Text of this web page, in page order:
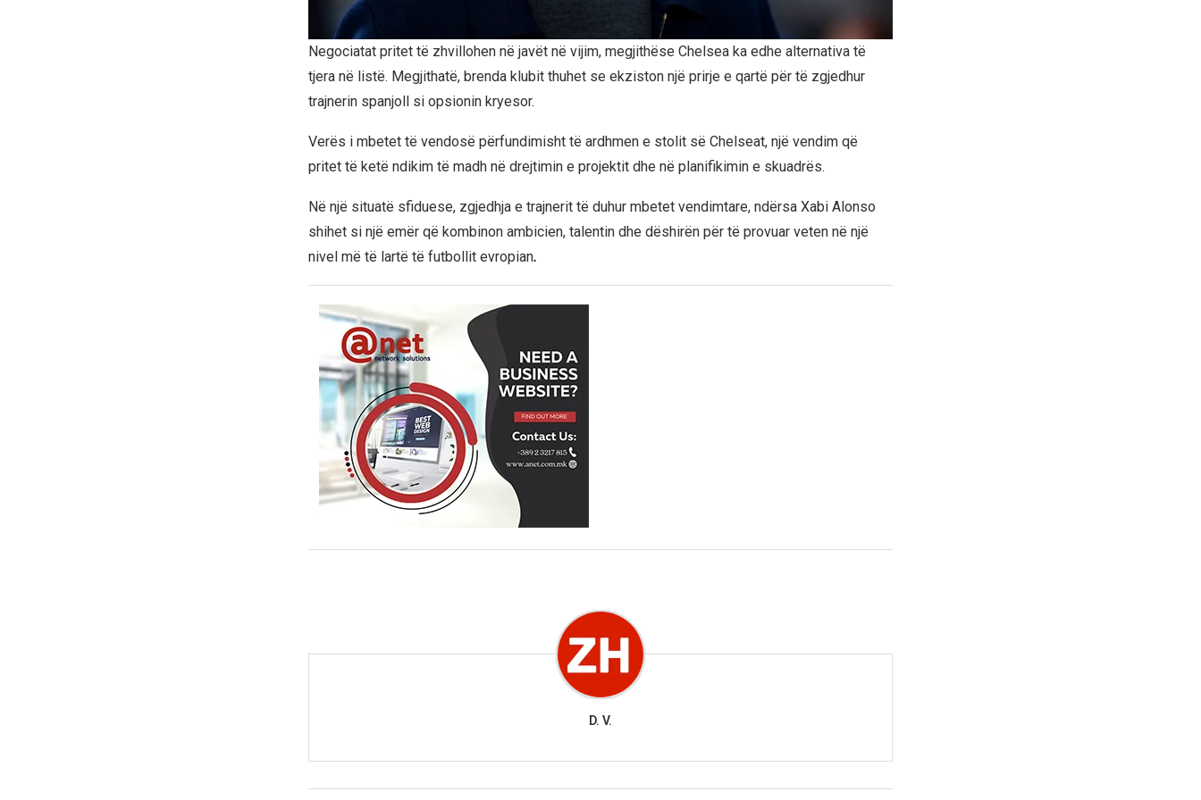
Negociatat pritet të zhvillohen në javët në vijim, megjithëse Chelsea ka edhe alternativa të
tjera në listë. Megjithatë, brenda klubit thuhet se ekziston një prirje e qartë për të zgjedhur
trajnerin spanjoll si opsionin kryesor.
Verës i mbetet të vendosë përfundimisht të ardhmen e stolit së Chelseat, një vendim që
pritet të ketë ndikim të madh në drejtimin e projektit dhe në planifikimin e skuadrës.
Në një situatë sfiduese, zgjedhja e trajnerit të duhur mbetet vendimtare, ndërsa Xabi Alonso
shihet si një emër që kombinon ambicien, talentin dhe dëshirën për të provuar veten në një
nivel më të lartë të futbollit evropian.
D. V.